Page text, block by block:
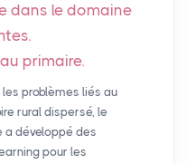
dans le domaine
primaire.
problèmes liés au
rural dispersé, le
a développé des
pour les